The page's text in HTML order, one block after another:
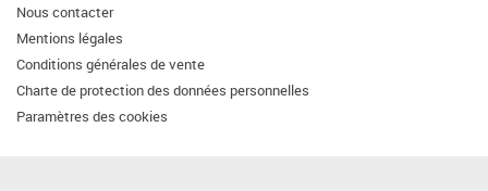
Nous contacter
Mentions légales
Conditions générales de vente
Charte de protection des données personnelles
Paramètres des cookies